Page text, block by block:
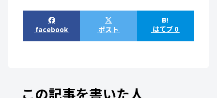
facebook ポスト はてブ 0
この記事を書いた人